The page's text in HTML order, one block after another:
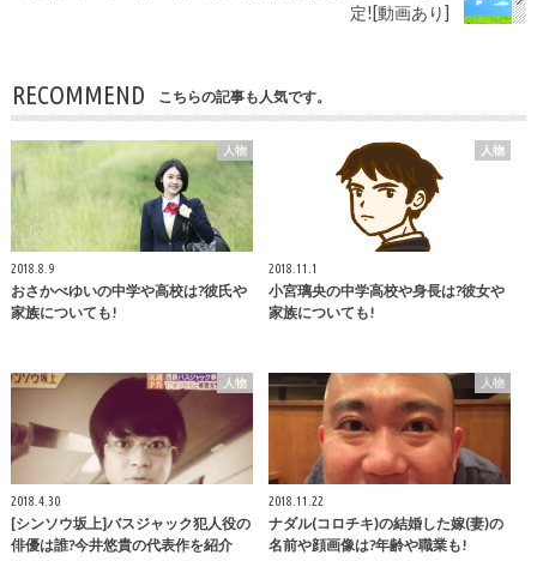
定![動画あり]
RECOMMEND こちらの記事も人気です。
人物
2018.8.9
おさかべゆいの中学や高校は?彼氏や
家族についても!
人物
2018.11.1
小宮璃央の中学高校や身長は?彼女や
家族についても!
人物
2018.4.30
[シンソウ坂上]バスジャック犯人役の
俳優は誰?今井悠貴の代表作を紹介
人物
2018.11.22
ナダル(コロチキ)の結婚した嫁(妻)の
名前や顔画像は?年齢や職業も!